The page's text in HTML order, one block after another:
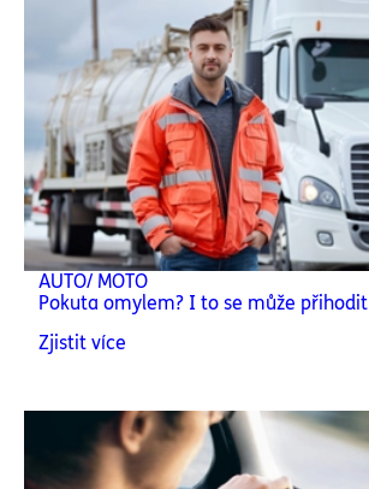
AUTO/ MOTO
Pokuta omylem? I to se může přihodit
Zjistit více